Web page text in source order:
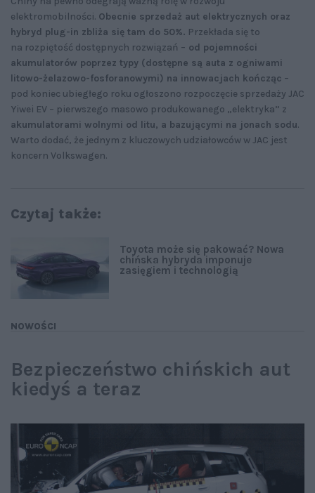
elektromobilności. Obecnie sprzedaż aut elektrycznych oraz
hybryd plug-in zbliża się tam do 50%. Przekłada się to
na rozpiętość dostępnych rozwiązań – od pojemności
akumulatorów poprzez typy (dostępne są auta z ogniwami
litowo-żelazowo-fosforanowymi) na innowacjach kończąc –
pod koniec ubiegłego roku ogłoszono rozpoczęcie sprzedaży JAC
Yiwei EV – pierwszego masowo produkowanego „elektryka” z
akumulatorami wolnymi od litu, a bazującymi na jonach sodu.
Warto dodać, że jednym z kluczowych udziałowców w JAC jest
koncern Volkswagen.
Czytaj także:
NOWOŚCI
Toyota może się pakować? Nowa
chińska hybryda imponuje
zasięgiem i technologią
Bezpieczeństwo chińskich aut
kiedyś a teraz